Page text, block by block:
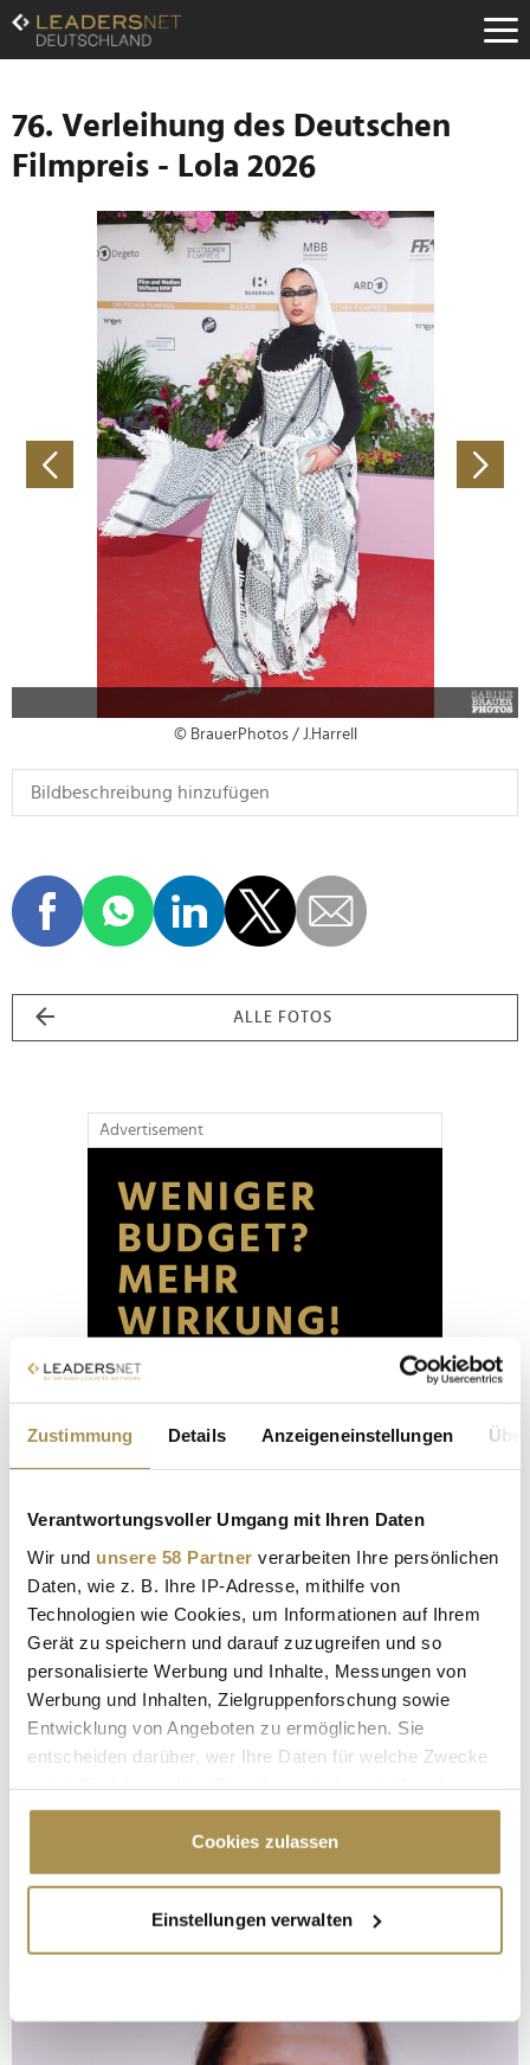
Zustimmung Details Anzeigeneinstellungen
Verantwortungsvoller Umgang mit Ihren Daten
Wir und unsere 58 Partner verarbeiten Ihre persönlichen
Daten, wie z. B. Ihre IP-Adresse, mithilfe von
Technologien wie Cookies, um Informationen auf Ihrem
Gerät zu speichern und darauf zuzugreifen und so
personalisierte Werbung und Inhalte, Messungen von
Werbung und Inhalten, Zielgruppenforschung sowie
Entwicklung von Angeboten zu ermöglichen. Sie
entscheiden darüber, wer Ihre Daten für welche Zwecke
Cookie-Erklärung oder durch Klicken auf das Privacy
Trigger Symbol ändern oder widerrufen
Informationen über Ihre geografische Lage
erfassen, welche bis auf einige Meter genau sein
bestimmten Merkmalen (Fingerprinting) identifizieren
Cookies zulassen
Einstellungen verwalten
Zum
Inhalt
Zur
Navigation
Zur
Hauptnavigation
76. Verleihung des Deutschen
Filmpreis - Lola 2026
© BrauerPhotos / J.Harrell
ALLE FOTOS
Advertisement